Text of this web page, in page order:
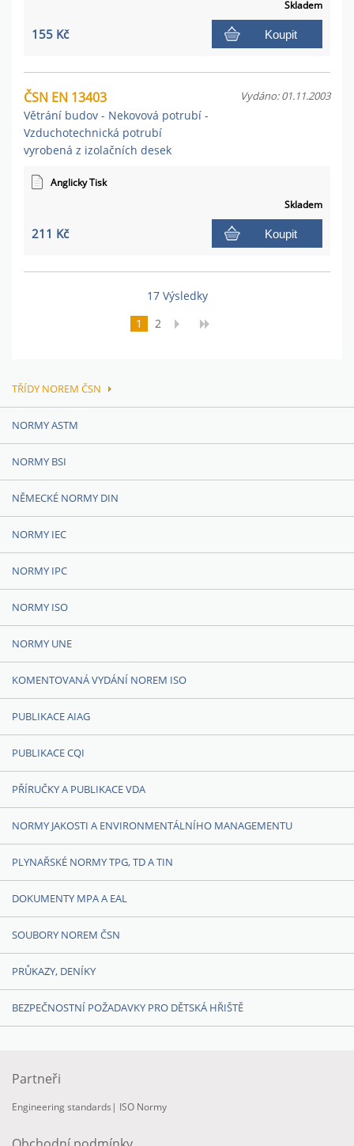
Skladem
155 Kč Koupit
ČSN EN 13403
Větrání budov - Nekovová potrubí -
Vzduchotechnická potrubí
vyrobená z izolačních desek
Vydáno: 01.11.2003
Anglicky Tisk
Skladem
211 Kč Koupit
17 Výsledky
1
2
TŘÍDY NOREM ČSN
NORMY ASTM
NORMY BSI
NĚMECKÉ NORMY DIN
NORMY IEC
NORMY IPC
NORMY ISO
NORMY UNE
KOMENTOVANÁ VYDÁNÍ NOREM ISO
PUBLIKACE AIAG
PUBLIKACE CQI
PŘÍRUČKY A PUBLIKACE VDA
NORMY JAKOSTI A ENVIRONMENTÁLNÍHO MANAGEMENTU
PLYNAŘSKÉ NORMY TPG, TD A TIN
DOKUMENTY MPA A EAL
SOUBORY NOREM ČSN
PRŮKAZY, DENÍKY
BEZPEČNOSTNÍ POŽADAVKY PRO DĚTSKÁ HŘIŠTĚ
Partneři
Engineering standards | ISO Normy